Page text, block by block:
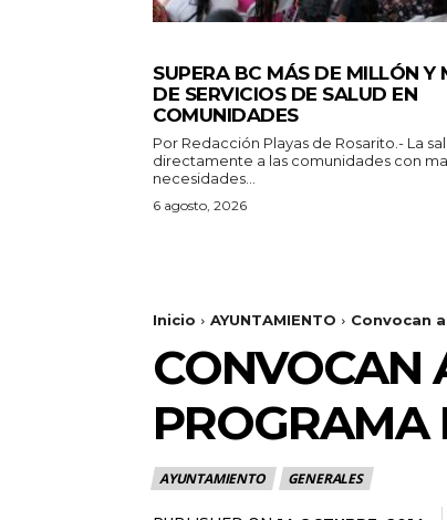
SUPERA BC MÁS DE MILLÓN Y
DE SERVICIOS DE SALUD EN
COMUNIDADES
Por Redacción Playas de Rosarito.- La salud llega
directamente a las comunidades con
necesidades...
6 agosto, 2026